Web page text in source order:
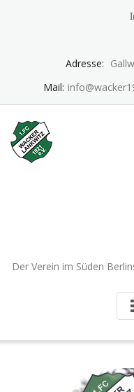
Adresse:
Mail:
Der Verein im Süden